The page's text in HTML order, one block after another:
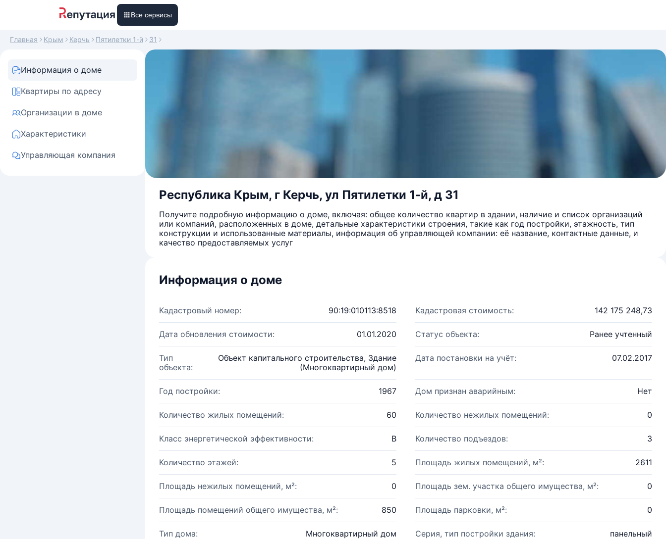
Все сервисы
Главная Крым Керчь Пятилетки 1-й 31
Информация о доме
Квартиры по адресу
Организации в доме
Характеристики
Управляющая компания
Республика Крым, г Керчь, ул Пятилетки 1-й, д 31
Получите подробную информацию о доме, включая: общее количество квартир в здании, наличие и список организаций
или компаний, расположенных в доме, детальные характеристики строения, такие как год постройки, этажность, тип
конструкции и использованные материалы, информация об управляющей компании: её название, контактные данные, и
качество предоставляемых услуг
Информация о доме
Кадастровый номер: 90:19:010113:8518 Кадастровая стоимость: 142 175 248,73
Дата обновления стоимости: 01.01.2020 Статус объекта: Ранее учтенный
Тип
объекта:
Объект капитального строительства, Здание
(Многоквартирный дом)
Дата постановки на учёт: 07.02.2017
Год постройки: 1967 Дом признан аварийным: Нет
Количество жилых помещений: 60 Количество нежилых помещений: 0
Класс энергетической эффективности: B Количество подъездов: 3
Количество этажей: 5 Площадь жилых помещений, м²: 2611
Площадь нежилых помещений, м²: 0 Площадь зем. участка общего имущества, м²: 0
Площадь помещений общего имущества, м²: 850 Площадь парковки, м²: 0
Тип дома: Многоквартирный дом Серия, тип постройки здания: панельный